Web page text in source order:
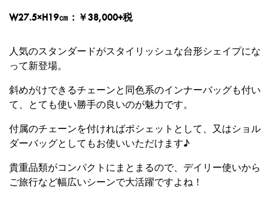
W27.5×H19㎝：￥38,000+税
人気のスタンダードがスタイリッシュな台形シェイプにな
って新登場。
斜めがけできるチェーンと同色系のインナーバッグも付い
て、とても使い勝手の良いのが魅力です。
付属のチェーンを付ければポシェットとして、又はショル
ダーバッグとしてもお使いいただけます♪
貴重品類がコンパクトにまとまるので、デイリー使いから
ご旅行など幅広いシーンで大活躍ですよね！